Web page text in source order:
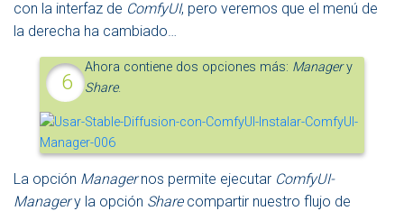
con la interfaz de ComfyUI, pero veremos que el menú de
la derecha ha cambiado…
Ahora contiene dos opciones más: Managery
Share.
La opción Managernos permite ejecutar ComfyUI-
Managery la opción Sharecompartir nuestro flujo de